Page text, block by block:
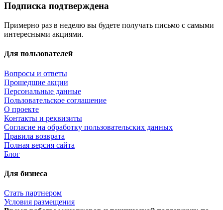
Подписка подтверждена
Примерно раз в неделю вы будете получать письмо с самыми
интересными акциями.
Для пользователей
Вопросы и ответы
Прошедшие акции
Персональные данные
Пользовательское соглашение
О проекте
Контакты и реквизиты
Согласие на обработку пользовательских данных
Правила возврата
Полная версия сайта
Блог
Для бизнеса
Стать партнером
Условия размещения